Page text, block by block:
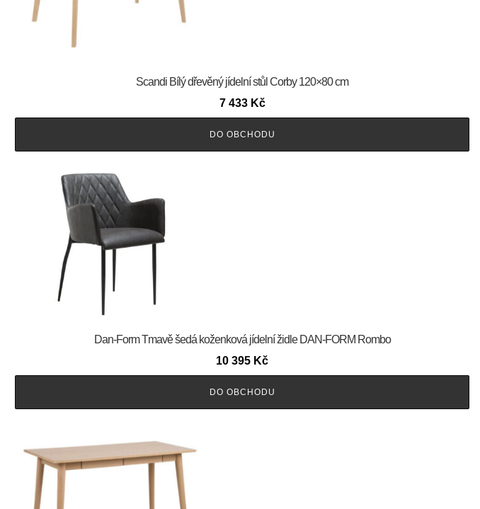
Scandi Bílý dřevěný jídelní stůl Corby 120×80 cm
7 433 Kč
DO OBCHODU
​​​​​Dan-Form Tmavě šedá koženková jídelní židle DAN-FORM Rombo
10 395 Kč
DO OBCHODU